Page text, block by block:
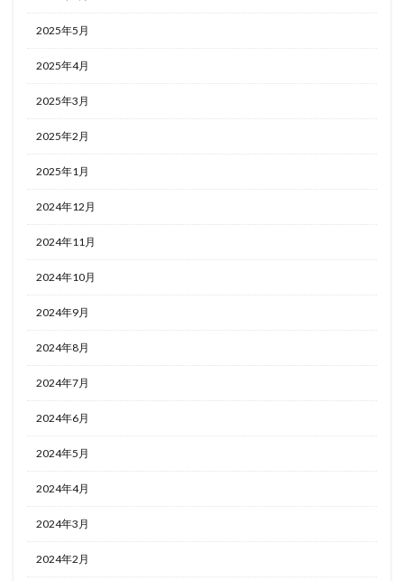
2025年5月
2025年4月
2025年3月
2025年2月
2025年1月
2024年12月
2024年11月
2024年10月
2024年9月
2024年8月
2024年7月
2024年6月
2024年5月
2024年4月
2024年3月
2024年2月